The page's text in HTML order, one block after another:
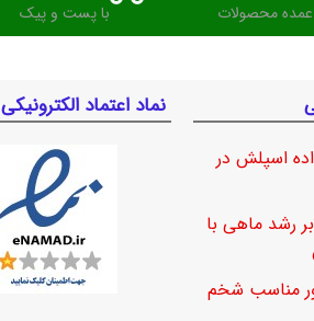
عمده محصولات با پست و پیک
اسپلش در
رشد ماهی با
مناسب شخم
نماد اعتماد الکترونیکی